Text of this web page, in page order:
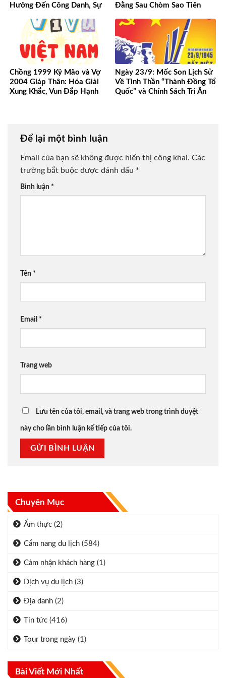
Chuyên Mục
Ẩm thực (2)
Cẩm nang du lịch (584)
Cảm nhận khách hàng (1)
Dịch vụ du lịch (3)
Địa danh (2)
Tin tức (416)
Tour trong ngày (1)
Bài Viết Mới Nhất
Hưởng Đến Công Danh, Sự
Đằng Sau Chòm Sao Tiên
Chồng 1999 Kỷ Mão và Vợ
2004 Giáp Thân: Hóa Giải
Xung Khắc, Vun Đắp Hạnh
Ngày 23/9: Mốc Son Lịch Sử
Về Tinh Thần “Thành Đồng Tổ
Quốc” và Chính Sách Tri Ân
Để lại một bình luận
Email của bạn sẽ không được hiển thị công khai. Các
trường bắt buộc được đánh dấu *
Bình luận *
Tên *
Email *
Trang web
Lưu tên của tôi, email, và trang web trong trình duyệt
này cho lần bình luận kế tiếp của tôi.